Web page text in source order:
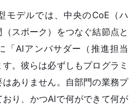
モデルでは、中央のCoE（ハ
スポーク）をつなぐ結節点と
「AIアンバサダー（推進担当
。彼らは必ずしもプログラミ
ありません。自部門の業務プ
おり、かつAIで何ができて何が